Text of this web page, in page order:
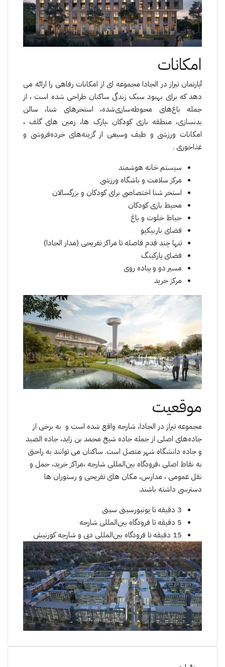
امکانات
آپارتمان تیراز در الجادا مجموعه ای از امکانات رفاهی را ارائه می
دهد که برای بهبود سبک زندگی ساکنان طراحی شده است ، از
جملە باغ‌های محوطه‌سازی‌شده، استخرهای شنا، سالن
بدنسازی، منطقه بازی کودکان ،پارک ها، زمین های گلف ،
امکانات ورزشی و طیف وسیعی از گزینه‌های خرده‌فروشی و
غذاخوری .
سیستم خانه هوشمند
مرکز سلامت و باشگاه ورزشی
استخر شنا اختصاصی برای کودکان و بزرگسالان
محیط بازی کودکان
حیاط خلوت و باغ
فضای باربیکیو
تنها چند قدم فاصله تا مراکز تفریحی (مدار الجادا)
فضای پارکینگ
مسیر دو و پیاده روی
مرکز خرید
موقعیت
مجموعە تیراز در الجادا، شارجه واقع شده است و بە برخی از
جاده‌های اصلی از جمله جاده شیخ محمد بن زاید، جاده الضید
و جاده دانشگاه شهر متصل است. ساکنان می توانند به راحتی
به نقاط اصلی ،فرودگاه بین‌المللی شارجه ،مراکز خرید، حمل و
نقل عمومی ، مدارس، مکان های تفریحی و رستوران ها
دسترسی داشته باشند.
3 دقیقه تا یونیورسیتی سیتی
5 دقیقه تا فرودگاه بین‌المللی شارجه
15 دقیقه تا فرودگاه بین‌المللی دبی و شارجه کورنیش